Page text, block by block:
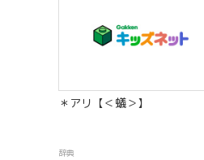
＊アリ【＜蟻＞】
辞典